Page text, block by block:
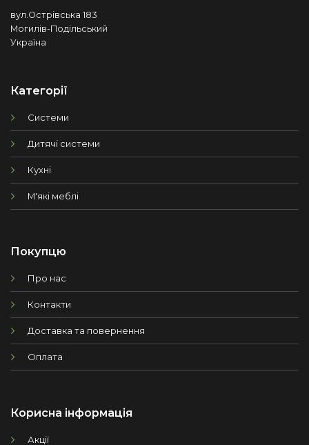
вул.Острівська 183
Могилів-Подільський
Україна
Категорії
Системи
Дитячі системи
Кухні
М'які меблі
Покупцю
Про нас
Контакти
Доставка та повернення
Оплата
Корисна інформація
Акції